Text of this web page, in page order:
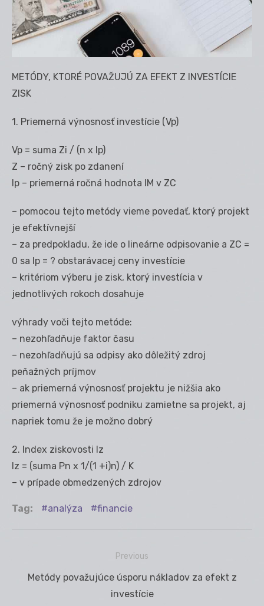
METÓDY, KTORÉ POVAŽUJÚ ZA EFEKT Z INVESTÍCIE
ZISK
1. Priemerná výnosnosť investície (Vp)
Vp = suma Zi / (n x Ip)
Z – ročný zisk po zdanení
Ip – priemerná ročná hodnota IM v ZC
– pomocou tejto metódy vieme povedať, ktorý projekt
je efektívnejší
– za predpokladu, že ide o lineárne odpisovanie a ZC =
0 sa Ip = ? obstarávacej ceny investície
– kritériom výberu je zisk, ktorý investícia v
jednotlivých rokoch dosahuje
výhrady voči tejto metóde:
– nezohľadňuje faktor času
– nezohľadňujú sa odpisy ako dôležitý zdroj
peňažných príjmov
– ak priemerná výnosnosť projektu je nižšia ako
priemerná výnosnosť podniku zamietne sa projekt, aj
napriek tomu že je možno dobrý
2. Index ziskovosti Iz
Iz = (suma Pn x 1/(1 +i)n) / K
– v prípade obmedzených zdrojov
Tag: analýza financie
Previous
Previous
Metódy považujúce úsporu nákladov za efekt z
investície